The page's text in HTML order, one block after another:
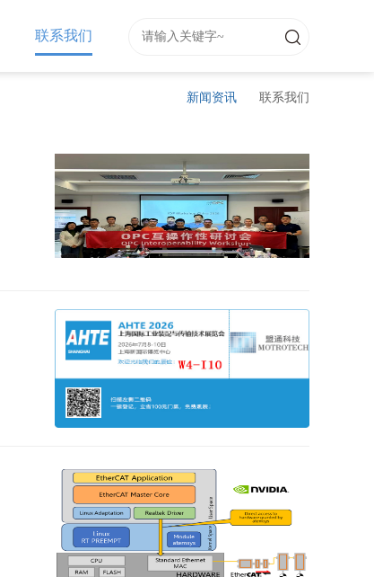
联系我们
新闻资讯 联系我们